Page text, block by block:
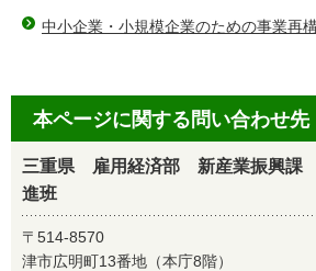
中小企業・小規模企業のための事業再
本ページに関する問い合わせ先
三重県 雇用経済部 新産業振興課
進班
〒514-8570
津市広明町13番地（本庁8階）